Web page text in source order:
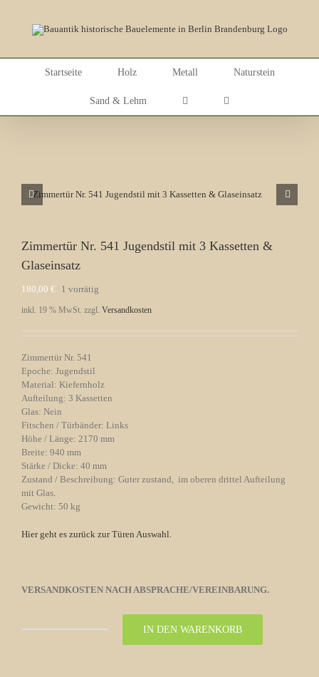
Startseite Holz Metall Naturstein
Sand & Lehm
Zimmertür Nr. 541 Jugendstil mit 3 Kassetten &
Glaseinsatz
180,00 € 1 vorrätig
inkl. 19 % MwSt. zzgl. Versandkosten
Zimmertür Nr. 541
Epoche: Jugendstil
Material: Kiefernholz
Aufteilung: 3 Kassetten
Glas: Nein
Fitschen / Türbänder: Links
Höhe / Länge: 2170 mm
Breite: 940 mm
Stärke / Dicke: 40 mm
Zustand / Beschreibung: Guter zustand, im oberen drittel Aufteilung
mit Glas
Gewicht: 50 kg
Hier geht es zurück zur Türen Auswahl.
VERSANDKOSTEN NACH ABSPRACHE/VEREINBARUNG.
IN DEN WARENKORB